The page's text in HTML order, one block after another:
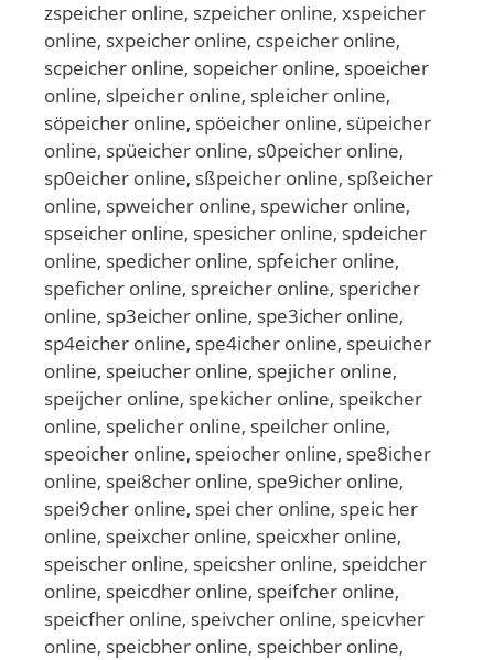
zspeicher online, szpeicher online, xspeicher
online, sxpeicher online, cspeicher online,
scpeicher online, sopeicher online, spoeicher
online, slpeicher online, spleicher online,
söpeicher online, spöeicher online, süpeicher
online, spüeicher online, s0peicher online,
sp0eicher online, sßpeicher online, spßeicher
online, spweicher online, spewicher online,
spseicher online, spesicher online, spdeicher
online, spedicher online, spfeicher online,
speficher online, spreicher online, spericher
online, sp3eicher online, spe3icher online,
sp4eicher online, spe4icher online, speuicher
online, speiucher online, spejicher online,
speijcher online, spekicher online, speikcher
online, spelicher online, speilcher online,
speoicher online, speiocher online, spe8icher
online, spei8cher online, spe9icher online,
spei9cher online, spei cher online, speic her
online, speixcher online, speicxher online,
speischer online, speicsher online, speidcher
online, speicdher online, speifcher online,
speicfher online, speivcher online, speicvher
online, speicbher online, speichber online,